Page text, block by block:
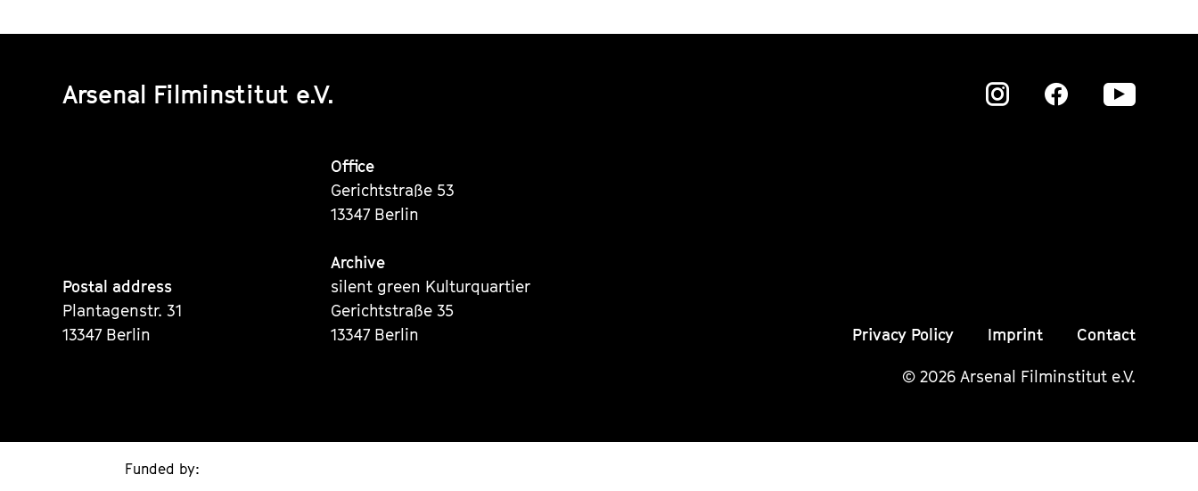
Arsenal Filminstitut e.V.
Zu
Zu
Zu
Postal address
Plantagenstr. 31
13347 Berlin
Office
Gerichtstraße 53
13347 Berlin
Archive
silent green Kulturquartier
Gerichtstraße 35
13347 Berlin
Privacy Policy Imprint Contact
© 2026 Arsenal Filminstitut e.V.
Funded by: